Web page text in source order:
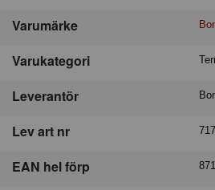
Varumärke
Varukategori
Leverantör
Lev art nr
EAN hel förp